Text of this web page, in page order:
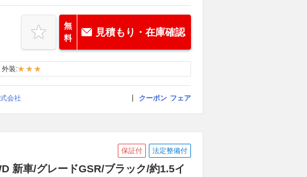
無
料
見積もり・在庫確認
外装:
会社 クーポン フェア
保証付 法定整備付
新車/グレードGSR/ブラック/約1.5イ